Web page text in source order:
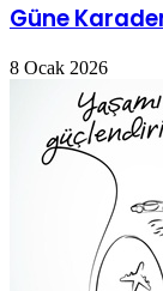
Güne
8 Ocak 2026